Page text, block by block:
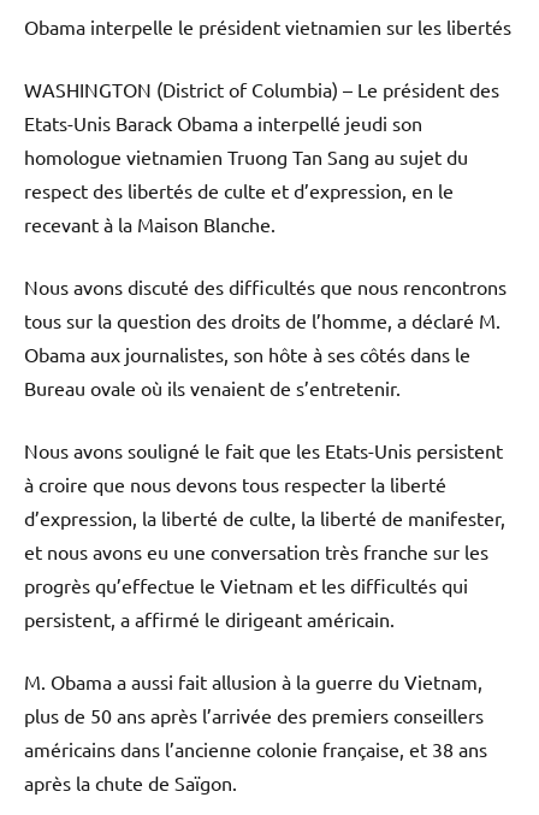
Obama interpelle le président vietnamien sur les libertés
WASHINGTON (District of Columbia) – Le président des
Etats-Unis Barack Obama a interpellé jeudi son
homologue vietnamien Truong Tan Sang au sujet du
respect des libertés de culte et d’expression, en le
recevant à la Maison Blanche.
Nous avons discuté des difficultés que nous rencontrons
tous sur la question des droits de l’homme, a déclaré M.
Obama aux journalistes, son hôte à ses côtés dans le
Bureau ovale où ils venaient de s’entretenir.
Nous avons souligné le fait que les Etats-Unis persistent
à croire que nous devons tous respecter la liberté
d’expression, la liberté de culte, la liberté de manifester,
et nous avons eu une conversation très franche sur les
progrès qu’effectue le Vietnam et les difficultés qui
persistent, a affirmé le dirigeant américain.
M. Obama a aussi fait allusion à la guerre du Vietnam,
plus de 50 ans après l’arrivée des premiers conseillers
américains dans l’ancienne colonie française, et 38 ans
après la chute de Saïgon.